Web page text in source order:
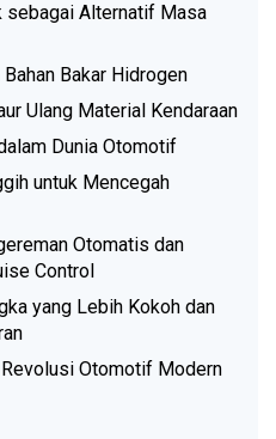
sebagai Alternatif Masa
Bahan Bakar Hidrogen
Ulang Material Kendaraan
Dunia Otomotif
untuk Mencegah
Otomatis dan
Control
yang Lebih Kokoh dan
Otomotif Modern